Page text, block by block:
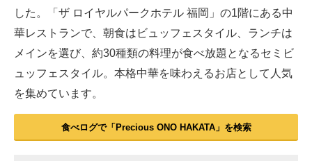
した。「ザ ロイヤルパークホテル 福岡」の1階にある中
華レストランで、朝食はビュッフェスタイル、ランチは
メインを選び、約30種類の料理が食べ放題となるセミビ
ュッフェスタイル。本格中華を味わえるお店として人気
を集めています。
食べログで「Precious ONO HAKATA」を検索